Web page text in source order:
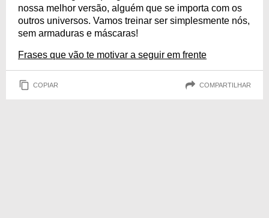
nossa melhor versão, alguém que se importa com os
outros universos. Vamos treinar ser simplesmente nós,
sem armaduras e máscaras!
Frases que vão te motivar a seguir em frente
COPIAR COMPARTILHAR